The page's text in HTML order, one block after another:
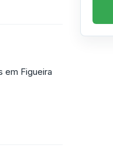
em Figueira